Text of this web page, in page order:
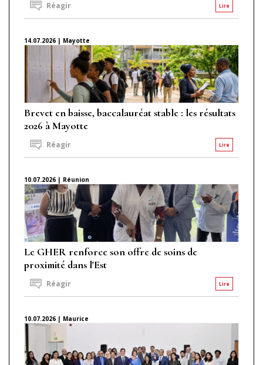
Lire
Réagir
14.07.2026 | Mayotte
Brevet en baisse, baccalauréat stable : les résultats
2026 à Mayotte
Lire
Réagir
10.07.2026 | Réunion
Le GHER renforce son offre de soins de
proximité dans l'Est
Lire
Réagir
10.07.2026 | Maurice